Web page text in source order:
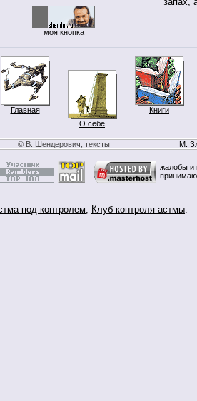
моя кнопка
Главная
О себе
Книги
© В. Шендерович, тексты М.
жалобы и
под контролем, Клуб контроля астмы.